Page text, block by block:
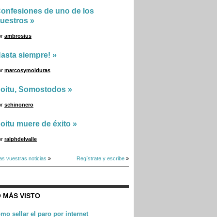
de uno de los
»
ambrosius
siempre! »
marcosymolduras
Somostodos »
schinonero
muere de éxito »
ralphdelvalle
vuestras noticias » Regístrate y escribe »
MÁS VISTO
sellar el paro por internet